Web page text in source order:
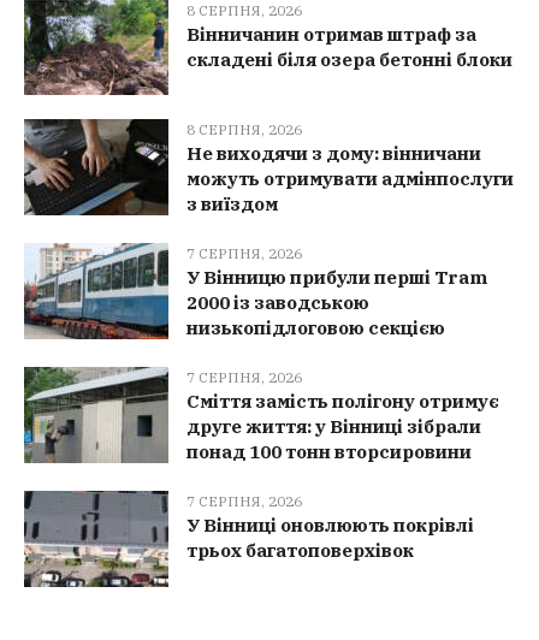
8 СЕРПНЯ, 2026
Вінничанин отримав штраф за
складені біля озера бетонні блоки
8 СЕРПНЯ, 2026
Не виходячи з дому: вінничани
можуть отримувати адмінпослуги
з виїздом
7 СЕРПНЯ, 2026
У Вінницю прибули перші Tram
2000 із заводською
низькопідлоговою секцією
7 СЕРПНЯ, 2026
Сміття замість полігону отримує
друге життя: у Вінниці зібрали
понад 100 тонн вторсировини
7 СЕРПНЯ, 2026
У Вінниці оновлюють покрівлі
трьох багатоповерхівок